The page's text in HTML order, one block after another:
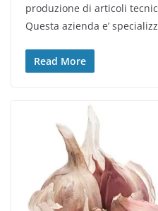
produzione di articoli
Questa azienda e’
Read More